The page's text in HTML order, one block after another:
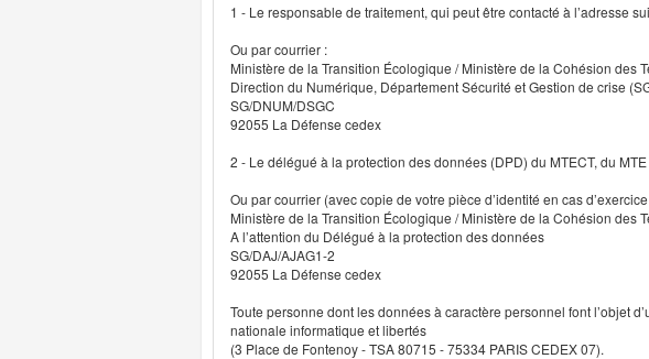
1 - Le responsable de traitement, qui peut être contacté à l’adresse
Ou par courrier :
Ministère de la Transition Écologique / Ministère de la Cohésion des
Direction du Numérique, Département Sécurité et Gestion de crise
SG/DNUM/DSGC
92055 La Défense cedex
2 - Le délégué à la protection des données (DPD) du MTECT, du
Ou par courrier (avec copie de votre pièce d’identité en cas
Ministère de la Transition Écologique / Ministère de la Cohésion des
A l’attention du Délégué à la protection des données
SG/DAJ/AJAG1-2
92055 La Défense cedex
Toute personne dont les données à caractère personnel font l’objet
nationale informatique et libertés
(3 Place de Fontenoy - TSA 80715 - 75334 PARIS CEDEX 07).